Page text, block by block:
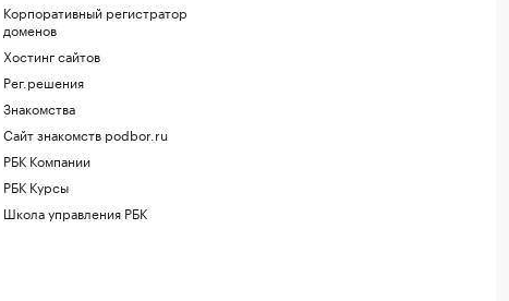
Корпоративный регистратор
доменов
Хостинг сайтов
Рег.решения
Знакомства
Сайт знакомств podbor.ru
РБК Компании
РБК Курсы
Школа управления РБК